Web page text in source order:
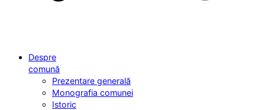
Despre
comună
Prezentare generală
Monografia comunei
Istoric